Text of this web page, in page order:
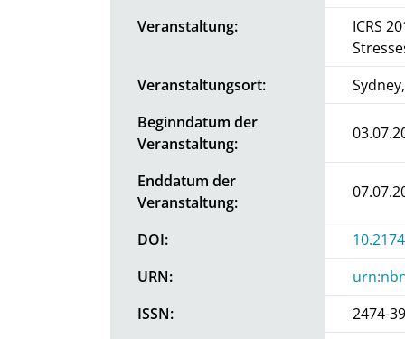
Veranstaltung:
ICRS
Veranstaltungsort:
Beginndatum der
Veranstaltung:
Enddatum der
Veranstaltung:
DOI:
URN:
ISSN:
2474-